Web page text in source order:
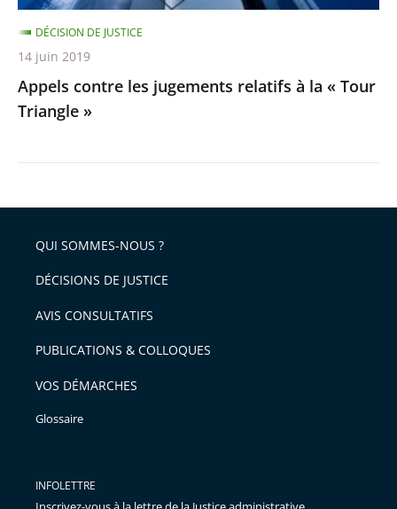
Triangle
»
Appels contre les jugements relatifs à la « Tour
Triangle »
DÉCISION DE JUSTICE
14 juin 2019
QUI SOMMES-NOUS ?
DÉCISIONS DE JUSTICE
AVIS CONSULTATIFS
PUBLICATIONS & COLLOQUES
VOS DÉMARCHES
Glossaire
INFOLETTRE